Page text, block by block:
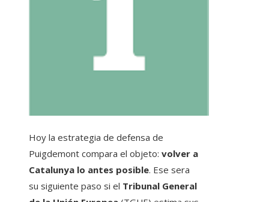
Hoy la estrategia de defensa de
Puigdemont compara el objeto: volver a
Catalunya lo antes posible. Ese sera
su siguiente paso si el Tribunal General